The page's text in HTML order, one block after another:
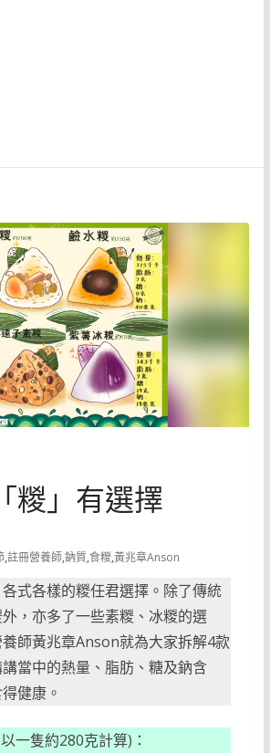
糉」有選擇
,註冊營養師,鈉質,食糉,黃兆章Anson
式各樣的糉任君選擇。除了傳統
，亦多了一些素糉、冰糉的選
師黃兆章Anson就為大家拆解4款
當中的熱量、脂肪、糖及鈉含
健康。
一隻約280克計算)：